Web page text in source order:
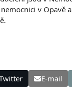
v Opavě
E-mail